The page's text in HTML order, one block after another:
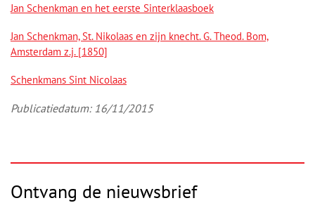
Jan Schenkman en het eerste Sinterklaasboek
Jan Schenkman, St. Nikolaas en zijn knecht. G. Theod. Bom,
Amsterdam z.j. [1850]
Schenkmans Sint Nicolaas
Publicatiedatum: 16/11/2015
Ontvang de nieuwsbrief